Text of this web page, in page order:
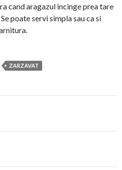
cand aragazul incinge prea tare
poate servi simpla sau ca si
ZARZAVAT